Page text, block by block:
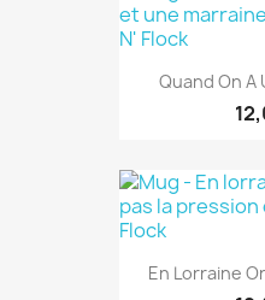
Quand On A
En Lorraine